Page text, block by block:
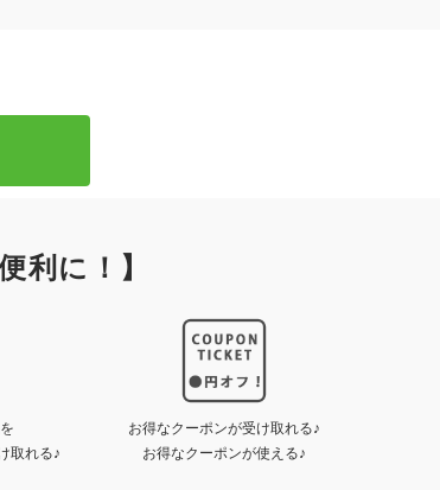
利に！】
取れる♪
お得なクーポンが受け取れる♪
お得なクーポンが使える♪